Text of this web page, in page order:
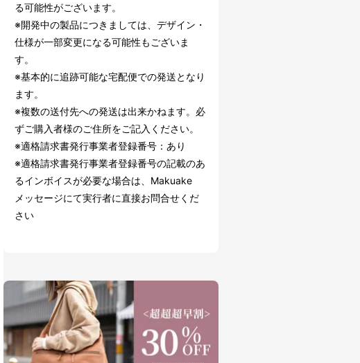
る可能性がございます。
※開発中の製品につきましては、デザイン・
仕様が一部変更になる可能性もございま
す。
※基本的に追跡可能な宅配便での発送となり
ます。
※複数の送付先への発送は出来かねます。必
ずご購入者様のご住所をご記入ください。
※適格請求書発行事業者登録番号：あり
※適格請求書発行事業者登録番号の記載のあ
るインボイスが必要な場合は、Makuake
メッセージにて実行者に直接お問合せくだ
さい